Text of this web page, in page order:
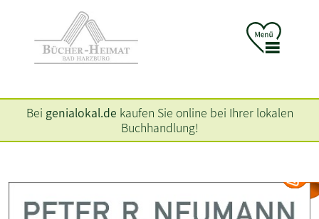
Bei genialokal.de kaufen Sie online bei Ihrer lokalen
Buchhandlung!